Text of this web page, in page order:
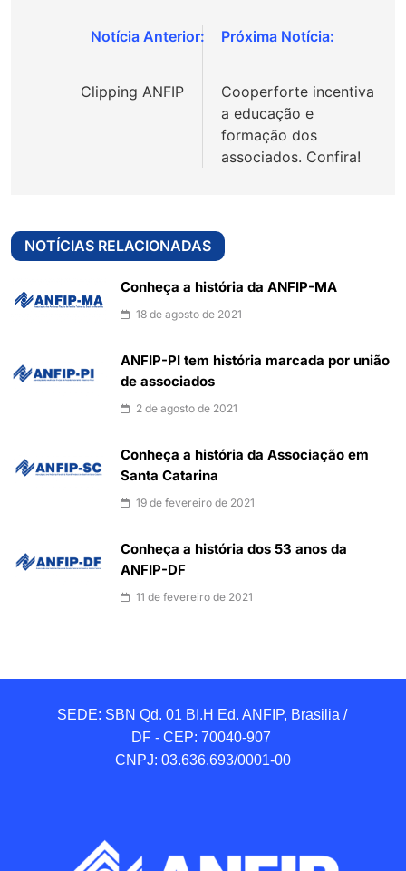
Navegação
Clipping ANFIP
Cooperforte incentiva
a educação e
formação dos
associados. Confira!
NOTÍCIAS RELACIONADAS
Conheça a história da ANFIP-MA
18 de agosto de 2021
ANFIP-PI tem história marcada por união
de associados
2 de agosto de 2021
Conheça a história da Associação em
Santa Catarina
19 de fevereiro de 2021
Conheça a história dos 53 anos da
ANFIP-DF
11 de fevereiro de 2021
SEDE: SBN Qd. 01 BI.H Ed. ANFIP, Brasilia /
DF - CEP: 70040-907
CNPJ: 03.636.693/0001-00